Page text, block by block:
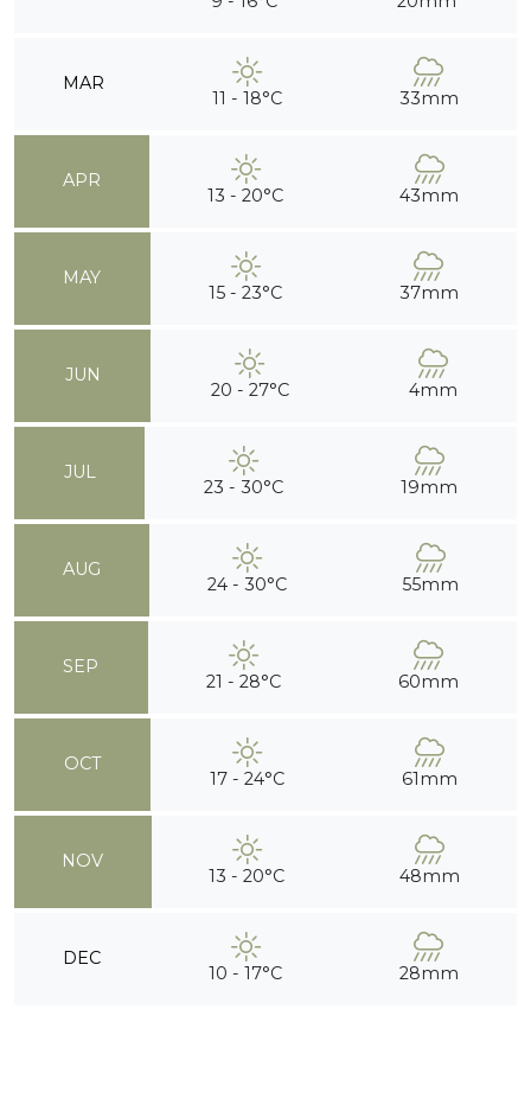
MAR
11 - 18°C 33mm
APR
13 - 20°C 43mm
MAY
15 - 23°C 37mm
JUN
20 - 27°C 4mm
JUL
23 - 30°C 19mm
AUG
24 - 30°C 55mm
SEP
21 - 28°C 60mm
OCT
17 - 24°C 61mm
NOV
13 - 20°C 48mm
DEC
10 - 17°C 28mm